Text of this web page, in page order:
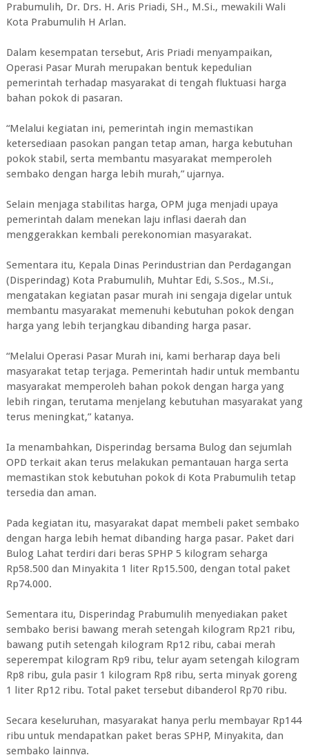
Prabumulih, Dr. Drs. H. Aris Priadi, SH., M.Si., mewakili Wali
Kota Prabumulih H Arlan.
Dalam kesempatan tersebut, Aris Priadi menyampaikan,
Operasi Pasar Murah merupakan bentuk kepedulian
pemerintah terhadap masyarakat di tengah fluktuasi harga
bahan pokok di pasaran.
“Melalui kegiatan ini, pemerintah ingin memastikan
ketersediaan pasokan pangan tetap aman, harga kebutuhan
pokok stabil, serta membantu masyarakat memperoleh
sembako dengan harga lebih murah,” ujarnya.
Selain menjaga stabilitas harga, OPM juga menjadi upaya
pemerintah dalam menekan laju inflasi daerah dan
menggerakkan kembali perekonomian masyarakat.
Sementara itu, Kepala Dinas Perindustrian dan Perdagangan
(Disperindag) Kota Prabumulih, Muhtar Edi, S.Sos., M.Si.,
mengatakan kegiatan pasar murah ini sengaja digelar untuk
membantu masyarakat memenuhi kebutuhan pokok dengan
harga yang lebih terjangkau dibanding harga pasar.
“Melalui Operasi Pasar Murah ini, kami berharap daya beli
masyarakat tetap terjaga. Pemerintah hadir untuk membantu
masyarakat memperoleh bahan pokok dengan harga yang
lebih ringan, terutama menjelang kebutuhan masyarakat yang
terus meningkat,” katanya.
Ia menambahkan, Disperindag bersama Bulog dan sejumlah
OPD terkait akan terus melakukan pemantauan harga serta
memastikan stok kebutuhan pokok di Kota Prabumulih tetap
tersedia dan aman.
Pada kegiatan itu, masyarakat dapat membeli paket sembako
dengan harga lebih hemat dibanding harga pasar. Paket dari
Bulog Lahat terdiri dari beras SPHP 5 kilogram seharga
Rp58.500 dan Minyakita 1 liter Rp15.500, dengan total paket
Rp74.000.
Sementara itu, Disperindag Prabumulih menyediakan paket
sembako berisi bawang merah setengah kilogram Rp21 ribu,
bawang putih setengah kilogram Rp12 ribu, cabai merah
seperempat kilogram Rp9 ribu, telur ayam setengah kilogram
Rp8 ribu, gula pasir 1 kilogram Rp8 ribu, serta minyak goreng
1 liter Rp12 ribu. Total paket tersebut dibanderol Rp70 ribu.
Secara keseluruhan, masyarakat hanya perlu membayar Rp144
ribu untuk mendapatkan paket beras SPHP, Minyakita, dan
sembako lainnya.